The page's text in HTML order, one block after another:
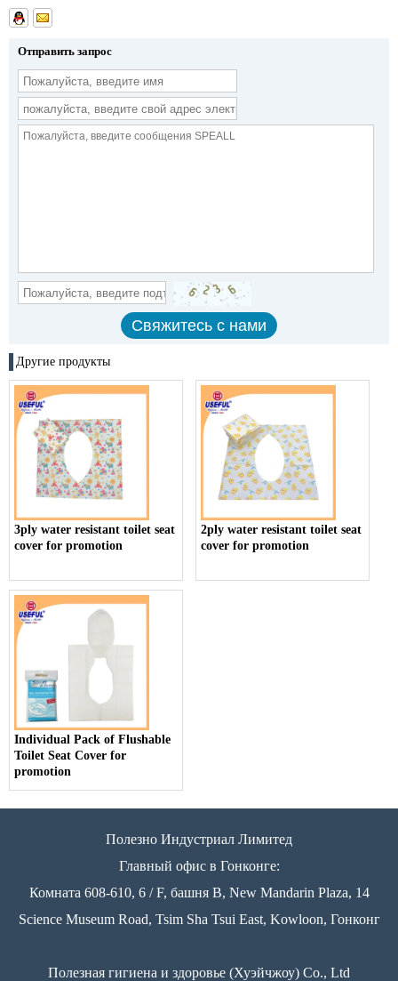
Отправить запрос
Другие продукты
3ply water resistant toilet seat
cover for promotion
2ply water resistant toilet seat
cover for promotion
Individual Pack of Flushable
Toilet Seat Cover for
promotion
Полезно Индустриал Лимитед
Главный офис в Гонконге:
Комната 608-610, 6 / F, башня B, New Mandarin Plaza, 14
Science Museum Road, Tsim Sha Tsui East, Kowloon, Гонконг
Полезная гигиена и здоровье (Хуэйчжоу) Co., Ltd